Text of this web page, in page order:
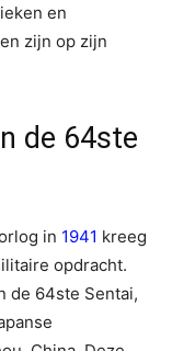
en
zijn op zijn
de 64ste
in 1941 kreeg
opdracht.
de 64ste Sentai,